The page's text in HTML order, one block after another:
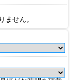
ません。